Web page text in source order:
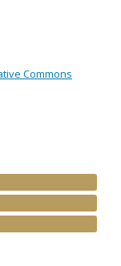
Commons